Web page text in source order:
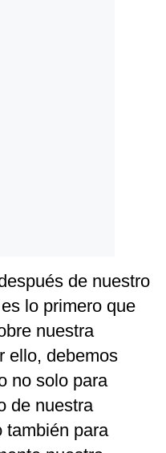
de nuestro
lo primero que
nuestra
ello, debemos
no solo para
de nuestra
también para